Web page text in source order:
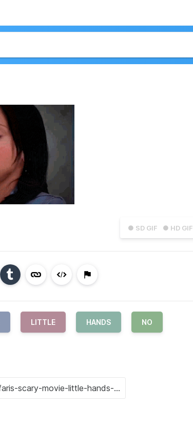
● SD GIF ● HD GIF
LITTLE HANDS NO